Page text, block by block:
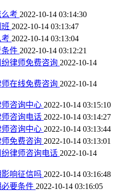
考 2022-10-14 03:14:30
2022-10-14 03:13:47
2022-10-14 03:13:04
件 2022-10-14 03:12:21
律师免费咨询 2022-10-14
在线免费咨询 2022-10-14
咨询中心 2022-10-14 03:15:10
咨询电话 2022-10-14 03:14:27
咨询中心 2022-10-14 03:13:44
免费咨询 2022-10-14 03:13:01
律师咨询电话 2022-10-14
响征信吗 2022-10-14 03:16:48
要条件 2022-10-14 03:16:05